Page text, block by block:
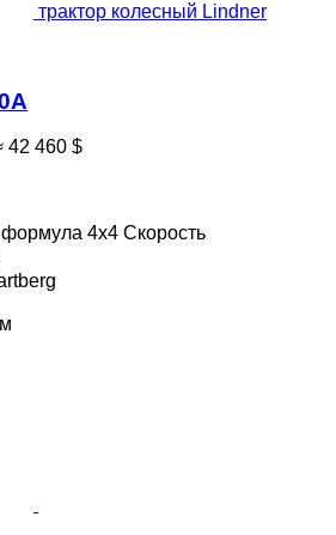
трактор колесный Lindner
42 460 $
формула 4x4 Скорость